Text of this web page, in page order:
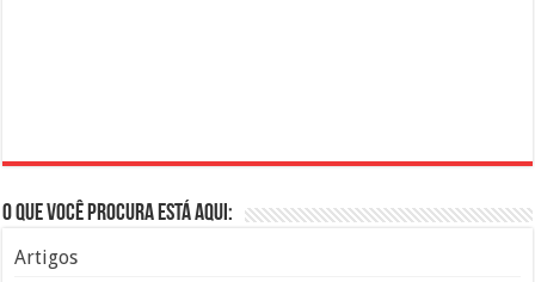
O que você procura está aqui:
Artigos